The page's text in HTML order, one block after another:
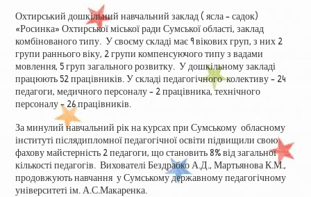
Охтирський дошкільний навчальний заклад ( ясла – садок)
«Росинка» Охтирської міської ради Сумської області, заклад
комбінованого типу. У своєму складі має 9 вікових груп, з них 2
групи раннього віку, 2 групи компенсуючого типу з вадами
мовлення, 5 груп загального розвитку. У дошкільному закладі
працюють 52 працівників. У складі педагогічного колективу – 24
педагоги, медичного персоналу – 2 працівника, технічного
персоналу – 26 працівників.
За минулий навчальний рік на курсах при Сумському обласному
інституті післядипломної педагогічної освіти підвищили свою
фахову майстерність 2 педагоги, що становить 8% від загальної
кількості педагогів. Вихователі Бездрабко А.Д., Мартьянова К.М.,
продовжують навчання у Сумському державному педагогічному
університеті ім. А.С.Макаренка.